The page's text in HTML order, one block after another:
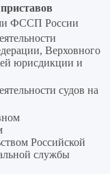
ФССП России
Верховного
юрисдикции и
судов на
Российской
службы